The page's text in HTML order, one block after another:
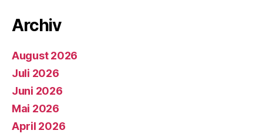
Archiv
August 2026
Juli 2026
Juni 2026
Mai 2026
April 2026